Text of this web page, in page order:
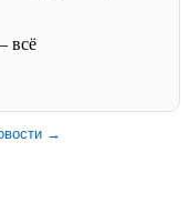
всё
→